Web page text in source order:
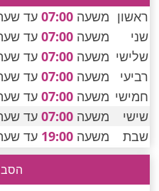
ראשון משעה 07:00 עד
שני
משעה 07:00 עד
שלישי משעה 07:00 עד
רביעי
משעה 07:00 עד
חמישי משעה 07:00 עד
שישי
משעה 07:00 עד
שבת
משעה 19:00 עד